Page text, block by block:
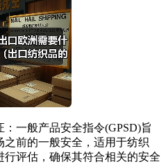
一般产品安全指令(GPSD)旨
前的一般安全，适用于纺织
评估，确保其符合相关的安全